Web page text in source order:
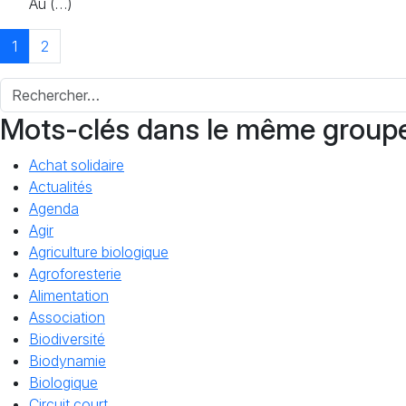
Au (…)
1 2
Mots-clés dans le même
Achat solidaire
Actualités
Agenda
Agir
Agriculture biologique
Agroforesterie
Alimentation
Association
Biodiversité
Biodynamie
Biologique